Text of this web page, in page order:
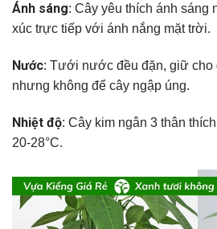
Ánh sáng: Cây yêu thích ánh sáng
xúc trực tiếp với ánh nắng mặt trời.
Nước: Tưới nước đều đặn, giữ cho
nhưng không để cây ngập úng.
Nhiệt độ: Cây kim ngân 3 thân
20-28°C.